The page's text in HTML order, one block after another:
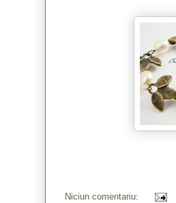
Niciun comentariu: